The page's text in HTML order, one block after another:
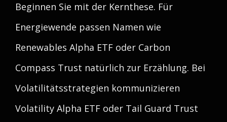
Beginnen Sie mit der Kernthese. Für
Energiewende passen Namen wie
Renewables Alpha ETF oder Carbon
Compass Trust natürlich zur Erzählung. Bei
Volatilitätsstrategien kommunizieren
Volatility Alpha ETF oder Tail Guard Trust